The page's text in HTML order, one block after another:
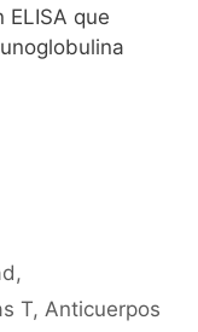
ELISA que
,
T, Anticuerpos